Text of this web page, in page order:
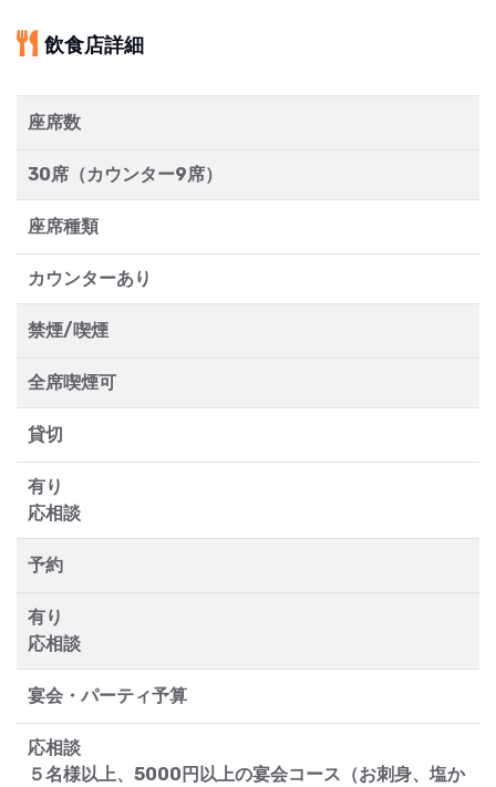
飲食店詳細
座席数
30席（カウンター9席）
座席種類
カウンターあり
禁煙/喫煙
全席喫煙可
貸切
有り
応相談
予約
有り
応相談
宴会・パーティ予算
応相談
５名様以上、5000円以上の宴会コース（お刺身、塩か